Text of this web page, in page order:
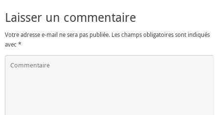
Laisser un commentaire
Votre adresse e-mail ne sera pas publiée. Les champs obligatoires sont indiqués
avec *